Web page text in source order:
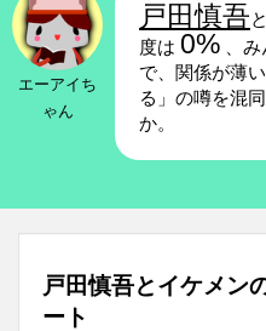
エーアイち
ゃん
戸田慎吾と
度は 0% 、
で、関係が薄
る」の噂を混
か。
戸田慎吾とイケメン
ート